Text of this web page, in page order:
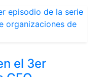
el 3er